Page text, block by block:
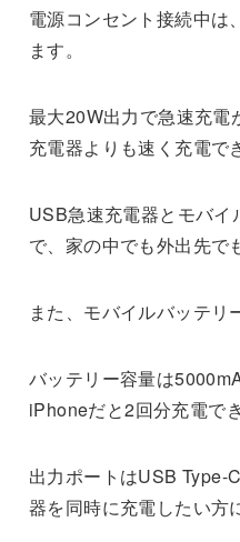
電源コンセント接続中は
ます。
最大20W出力で急速充電
充電器よりも速く充電で
USB急速充電器とモバ
で、家の中でも外出先で
また、モバイルバッテリ
バッテリー容量は
iPhoneだと2回分充電でき
出力ポートはUSB Type-
器を同時に充電したい方